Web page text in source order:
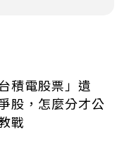
積電股票」遺
股，怎麼分才公
戰